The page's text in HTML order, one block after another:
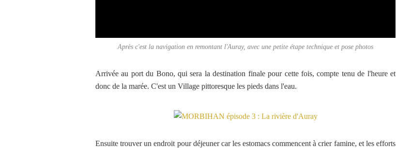
Après c'est la navigation en remontant l'Auray, avec une petite étape technique et pose photos
Arrivée au port du Bono, qui sera la destination finale pour cette fois, compte tenu de l'heure et
donc de la marée. C'est un Village pittoresque les pieds dans l'eau.
Ensuite trouver un endroit pour déjeuner car les estomacs commencent à crier famine, et les efforts